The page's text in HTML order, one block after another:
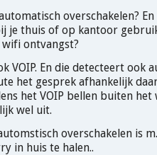
overschakelen?
je thuis of op kantoor
ontvangst?
VOIP. En die detecteert ook
het gesprek afhankelijk
het VOIP bellen buiten
wel uit.
overschakelen is
in huis te halen..